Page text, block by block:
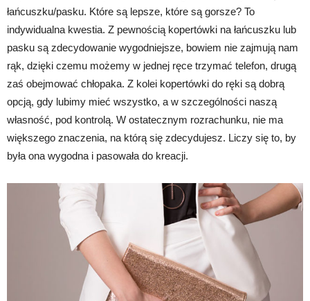
łańcuszku/pasku. Które są lepsze, które są gorsze? To
indywidualna kwestia. Z pewnością kopertówki na łańcuszku lub
pasku są zdecydowanie wygodniejsze, bowiem nie zajmują nam
rąk, dzięki czemu możemy w jednej ręce trzymać telefon, drugą
zaś obejmować chłopaka. Z kolei kopertówki do ręki są dobrą
opcją, gdy lubimy mieć wszystko, a w szczególności naszą
własność, pod kontrolą. W ostatecznym rozrachunku, nie ma
większego znaczenia, na którą się zdecydujesz. Liczy się to, by
była ona wygodna i pasowała do kreacji.